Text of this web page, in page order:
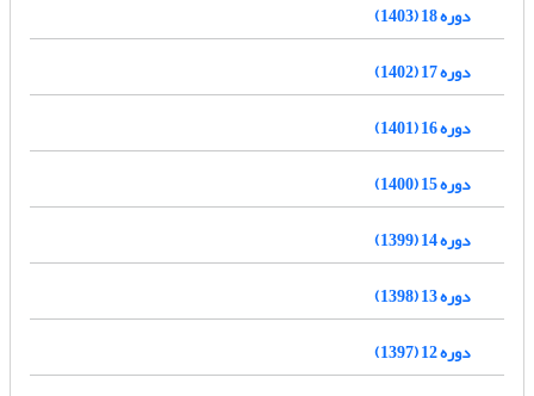
دوره 18 (1403)
دوره 17 (1402)
دوره 16 (1401)
دوره 15 (1400)
دوره 14 (1399)
دوره 13 (1398)
دوره 12 (1397)